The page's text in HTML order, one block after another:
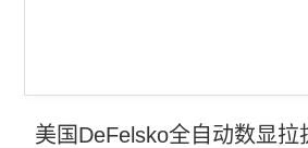
美国DeFelsko全自动数显拉